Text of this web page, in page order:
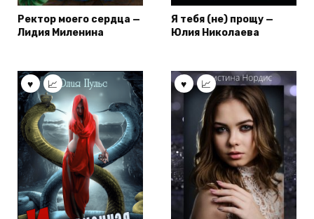
Ректор моего сердца —
Лидия Миленина
Я тебя (не) прощу —
Юлия Николаева